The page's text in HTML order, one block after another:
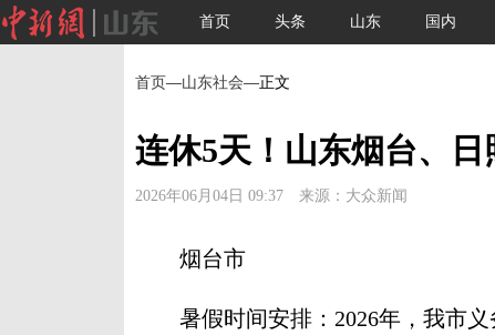
首页 头条 山东 国内
首页—山东社会—正文
连休5天！山东烟台、
2026年06月04日 09:37 来源：大众新闻
烟台市
暑假时间安排：2026年，我市义